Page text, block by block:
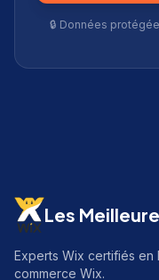
🔒 Données
Les
Experts Wix certifiés en
commerce Wix.